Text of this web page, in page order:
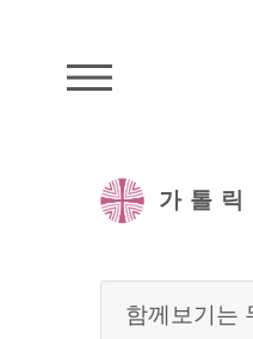
가톨
함께보기는